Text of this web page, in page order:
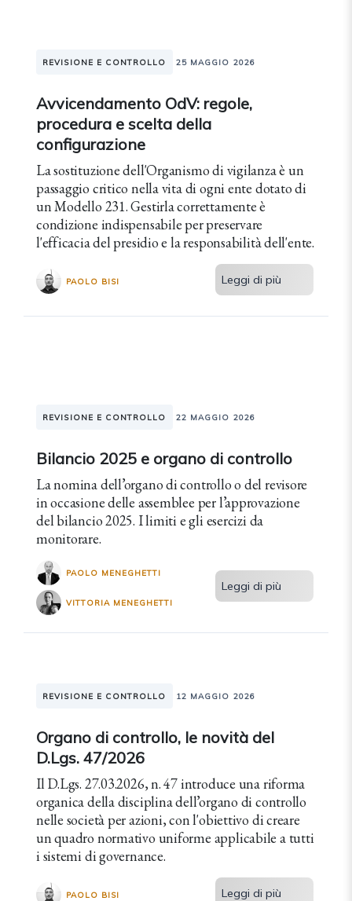
REVISIONE E CONTROLLO 25 MAGGIO 2026
Avvicendamento OdV: regole,
procedura e scelta della
configurazione
La sostituzione dell'Organismo di vigilanza è un
passaggio critico nella vita di ogni ente dotato di
un Modello 231. Gestirla correttamente è
condizione indispensabile per preservare
l'efficacia del presidio e la responsabilità dell'ente.
PAOLO BISI Leggi di più
REVISIONE E CONTROLLO 22 MAGGIO 2026
Bilancio 2025 e organo di controllo
La nomina dell’organo di controllo o del revisore
in occasione delle assemblee per l’approvazione
del bilancio 2025. I limiti e gli esercizi da
monitorare.
PAOLO MENEGHETTI
VITTORIA MENEGHETTI
Leggi di più
REVISIONE E CONTROLLO 12 MAGGIO 2026
Organo di controllo, le novità del
D.Lgs. 47/2026
Il D.Lgs. 27.03.2026, n. 47 introduce una riforma
organica della disciplina dell’organo di controllo
nelle società per azioni, con l'obiettivo di creare
un quadro normativo uniforme applicabile a tutti
i sistemi di governance.
PAOLO BISI Leggi di più